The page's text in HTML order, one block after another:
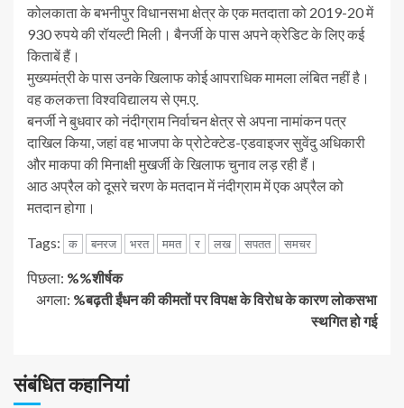
कोलकाता के बभनीपुर विधानसभा क्षेत्र के एक मतदाता को 2019-20 में
930 रुपये की रॉयल्टी मिली। बैनर्जी के पास अपने क्रेडिट के लिए कई
किताबें हैं।
मुख्यमंत्री के पास उनके खिलाफ कोई आपराधिक मामला लंबित नहीं है।
वह कलकत्ता विश्वविद्यालय से एम.ए.
बनर्जी ने बुधवार को नंदीग्राम निर्वाचन क्षेत्र से अपना नामांकन पत्र
दाखिल किया, जहां वह भाजपा के प्रोटेक्टेड-एडवाइजर सुवेंदु अधिकारी
और माकपा की मिनाक्षी मुखर्जी के खिलाफ चुनाव लड़ रही हैं।
आठ अप्रैल को दूसरे चरण के मतदान में नंदीग्राम में एक अप्रैल को
मतदान होगा।
Tags: क बनरज भरत ममत र लख सपतत समचर
जारी
रहे
पिछला: %%शीर्षक
अगला: %बढ़ती ईंधन की कीमतों पर विपक्ष के विरोध के कारण लोकसभा
स्थगित हो गई
संबंधित कहानियां